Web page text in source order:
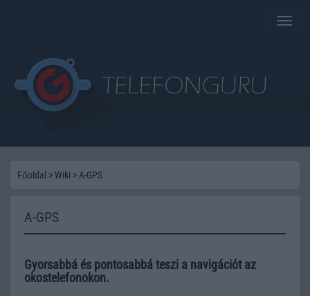
Toggle
Főoldal >Wiki > A-GPS
A-GPS
Gyorsabbá és pontosabbá teszi a navigációt az
okostelefonokon.